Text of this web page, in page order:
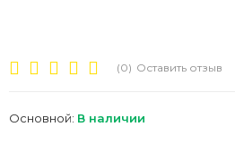
(0) Оставить отзыв
Основной: В наличии